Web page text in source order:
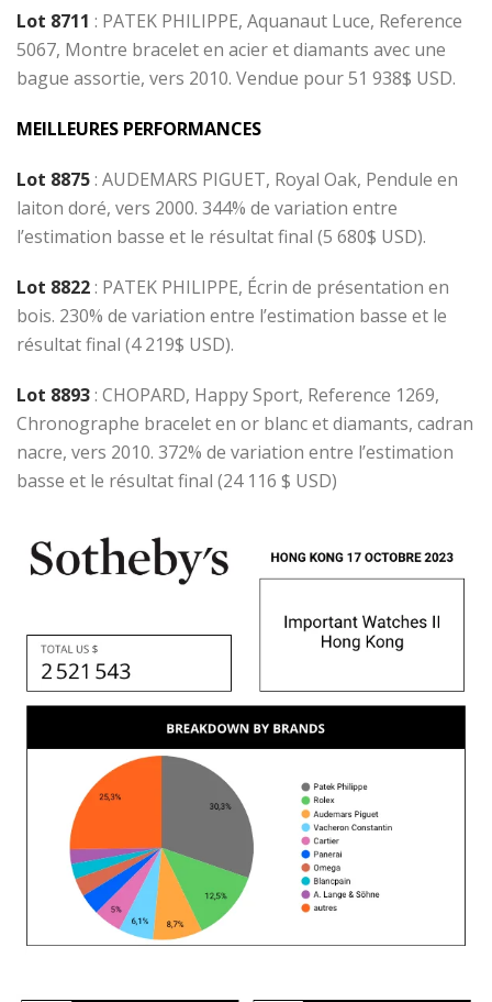
Lot 8711 : PATEK PHILIPPE, Aquanaut Luce, Reference
5067, Montre bracelet en acier et diamants avec une
bague assortie, vers 2010. Vendue pour 51 938$ USD.
MEILLEURES PERFORMANCES
Lot 8875: AUDEMARS PIGUET, Royal Oak, Pendule en
laiton doré, vers 2000. 344% de variation entre
l’estimation basse et le résultat final (5 680$ USD).
Lot 8822: PATEK PHILIPPE, Écrin de présentation en
bois. 230% de variation entre l’estimation basse et le
résultat final (4 219$ USD).
Lot 8893: CHOPARD, Happy Sport, Reference 1269,
Chronographe bracelet en or blanc et diamants, cadran
nacre, vers 2010. 372% de variation entre l’estimation
basse et le résultat final (24 116 $ USD)